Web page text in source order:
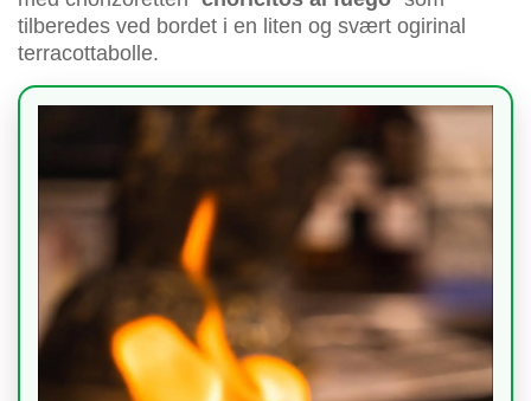
tilberedes ved bordet i en liten og svært ogirinal
terracottabolle.